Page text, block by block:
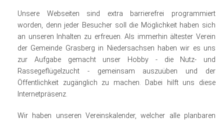
Unsere Webseiten sind extra barrierefrei programmiert
worden, denn jeder Besucher soll die Möglichkeit haben sich
an unseren Inhalten zu erfreuen. Als immerhin ältester Verein
der Gemeinde Grasberg in Niedersachsen haben wir es uns
zur Aufgabe gemacht unser Hobby - die Nutz- und
Rassegeflügelzucht - gemeinsam auszuüben und der
Öffentlichkeit zugänglich zu machen. Dabei hilft uns diese
Internetpräsenz.
Wir haben unseren Vereinskalender, welcher alle planbaren